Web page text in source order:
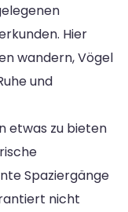
Hier
wandern, Vögel
und
etwas zu bieten
Spaziergänge
nicht